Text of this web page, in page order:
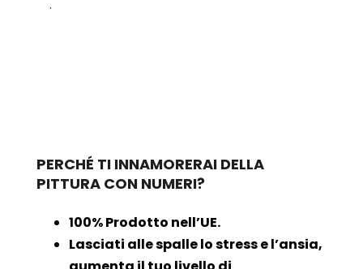
.
PERCHÉ TI INNAMORERAI DELLA
PITTURA CON NUMERI?
100% Prodotto nell’UE.
Lasciati alle spalle lo stress e l’ansia,